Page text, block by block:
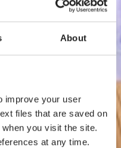
About
improve your user
files that are saved on
you visit the site.
at any time.